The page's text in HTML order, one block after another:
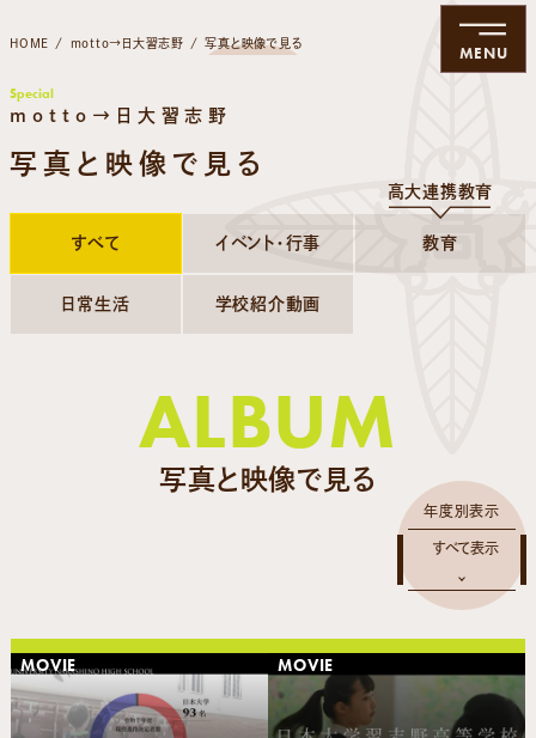
MENU
HOME motto→日大習志野 写真と映像で見る
Special
motto→日大習志野
写真と映像で見る
すべて イベント・行事
高大連携教育
教育
日常生活 学校紹介動画
ALBUM
写真と映像で見る
年度別表示
MOVIE MOVIE